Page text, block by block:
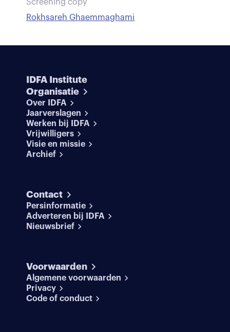
Screening copy
Rokhsareh Ghaemmaghami
IDFA Institute
Organisatie
Over IDFA
Jaarverslagen
Werken bij IDFA
Vrijwilligers
Visie en missie
Archief
Contact
Persinformatie
Adverteren bij IDFA
Nieuwsbrief
Voorwaarden
Algemene voorwaarden
Privacy
Code of conduct